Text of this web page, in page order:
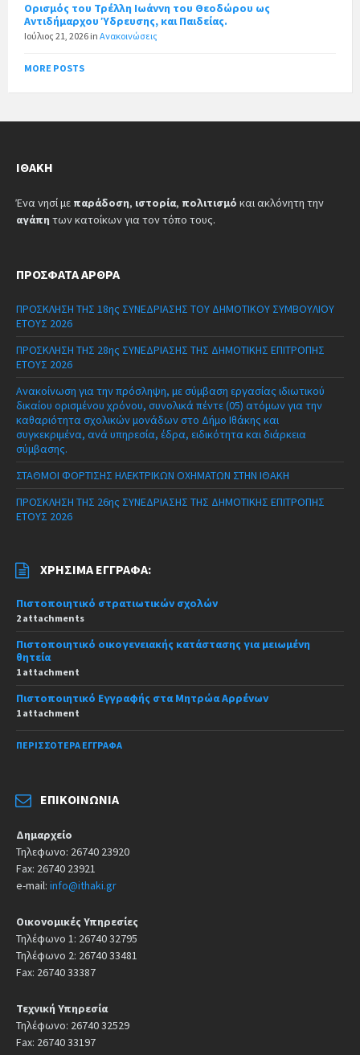
Ορισμός του Τρέλλη Ιωάννη του Θεοδώρου ως
Αντιδήμαρχου Ύδρευσης, και Παιδείας.
Ιούλιος 21, 2026 in Ανακοινώσεις
MORE POSTS
ΙΘΆΚΗ
Ένα νησί με παράδοση, ιστορία, πολιτισμό και ακλόνητη την
αγάπη των κατοίκων για τον τόπο τους.
ΠΡΌΣΦΑΤΑ ΆΡΘΡΑ
ΠΡΟΣΚΛΗΣΗ ΤΗΣ 18ης ΣΥΝΕΔΡΙΑΣΗΣ ΤΟΥ ΔΗΜΟΤΙΚΟΥ ΣΥΜΒΟΥΛΙΟΥ
ΕΤΟΥΣ 2026
ΠΡΟΣΚΛΗΣΗ ΤΗΣ 28ης ΣΥΝΕΔΡΙΑΣΗΣ ΤΗΣ ΔΗΜΟΤΙΚΗΣ ΕΠΙΤΡΟΠΗΣ
ΕΤΟΥΣ 2026
Ανακοίνωση για την πρόσληψη, με σύμβαση εργασίας ιδιωτικού
δικαίου ορισμένου χρόνου, συνολικά πέντε (05) ατόμων για την
καθαριότητα σχολικών μονάδων στο Δήμο Ιθάκης και
συγκεκριμένα, ανά υπηρεσία, έδρα, ειδικότητα και διάρκεια
σύμβασης.
ΣΤΑΘΜΟΙ ΦΟΡΤΙΣΗΣ ΗΛΕΚΤΡΙΚΩΝ ΟΧΗΜΑΤΩΝ ΣΤΗΝ ΙΘΑΚΗ
ΠΡΟΣΚΛΗΣΗ ΤΗΣ 26ης ΣΥΝΕΔΡΙΑΣΗΣ ΤΗΣ ΔΗΜΟΤΙΚΗΣ ΕΠΙΤΡΟΠΗΣ
ΕΤΟΥΣ 2026
ΧΡΉΣΙΜΑ ΈΓΓΡΑΦΑ:
Πιστοποιητικό στρατιωτικών σχολών
2 attachments
Πιστοποιητικό οικογενειακής κατάστασης για μειωμένη
θητεία
1 attachment
Πιστοποιητικό Εγγραφής στα Μητρώα Αρρένων
1 attachment
ΠΕΡΙΣΣΌΤΕΡΑ ΈΓΓΡΑΦΑ
ΕΠΙΚΟΙΝΩΝΊΑ
Δημαρχείο
Τηλεφωνο: 26740 23920
Fax: 26740 23921
e-mail: info@ithaki.gr
Οικονομικές Υπηρεσίες
Τηλέφωνο 1: 26740 32795
Τηλέφωνο 2: 26740 33481
Fax: 26740 33387
Τεχνική Υπηρεσία
Τηλέφωνο: 26740 32529
Fax: 26740 33197